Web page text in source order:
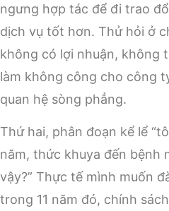
ngưng hợp tác để đi trao
dịch vụ tốt hơn. Thử hỏi ở
không có lợi nhuận, không
làm không công cho công
quan hệ sòng phẳng.
Thứ hai, phân đoạn kể lể
năm, thức khuya đến bệnh
vậy?” Thực tế mình muốn
trong 11 năm đó, chính